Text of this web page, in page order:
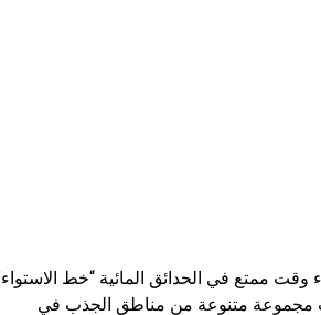
ممتع في الحدائق المائية “خط
مجموعة متنوعة من مناطق الجذب في